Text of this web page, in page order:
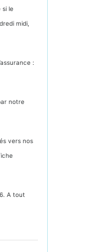
si le
midi,
:
notre
vers nos
A tout